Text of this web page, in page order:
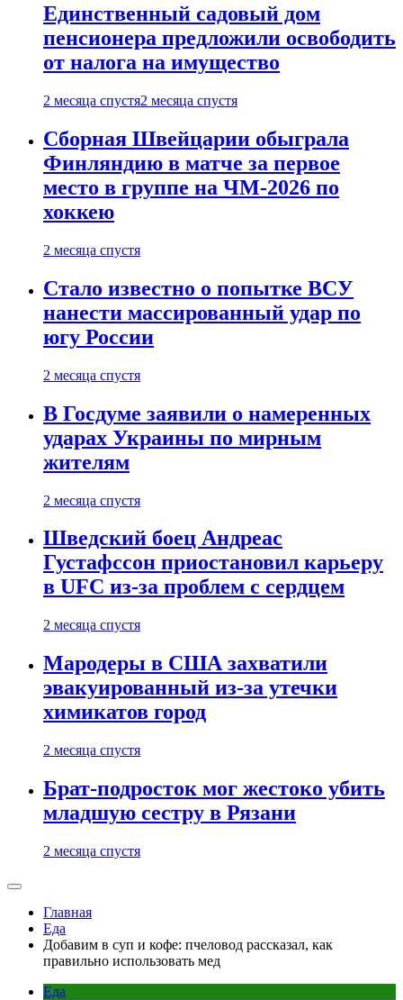
Единственный садовый дом
пенсионера предложили освободить
от налога на имущество
2 месяца спустя2 месяца спустя
Сборная Швейцарии обыграла
Финляндию в матче за первое
место в группе на ЧМ-2026 по
хоккею
2 месяца спустя
Стало известно о попытке ВСУ
нанести массированный удар по
югу России
2 месяца спустя
В Госдуме заявили о намеренных
ударах Украины по мирным
жителям
2 месяца спустя
Шведский боец Андреас
Густафссон приостановил карьеру
в UFC из-за проблем с сердцем
2 месяца спустя
Мародеры в США захватили
эвакуированный из-за утечки
химикатов город
2 месяца спустя
Брат-подросток мог жестоко убить
младшую сестру в Рязани
2 месяца спустя
Главная
Еда
Добавим в суп и кофе: пчеловод рассказал, как
правильно использовать мед
Еда